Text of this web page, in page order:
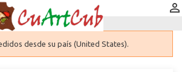

desde su país (United States).